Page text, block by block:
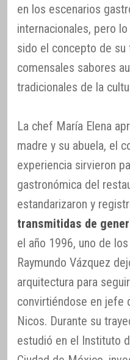
en los escenarios
internacionales, pero
sido el concepto de
comensales sabores
tradicionales de la
La chef María Elena
madre y su abuela, el
experiencia sirvieron
gastronómica del
estandarizaron y
transmitidas de
el año 1996, uno de
Raymundo Vázquez
arquitectura para
convirtiéndose en jefe
Nicos. Durante su
estudió en el Instituto